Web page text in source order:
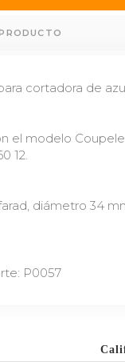
cortadora de
el modelo
12.
diámetro 34
P0057